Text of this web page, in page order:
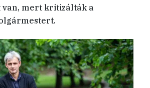
van, mert kritizálták a